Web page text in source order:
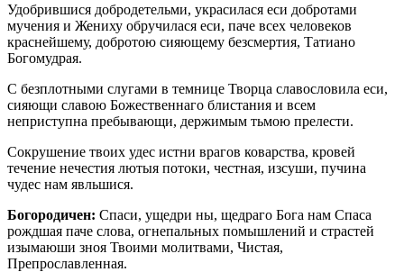
Удобрившися добродетельми, украсилася еси добротами
мучения и Жениху обручилася еси, паче всех человеков
краснейшему, добротою сияющему безсмертия, Татиано
Богомудрая.
С безплотными слугами в темнице Творца славословила еси,
сияющи славою Божественнаго блистания и всем
неприступна пребывающи, держимым тьмою прелести.
Сокрушение твоих удес истни врагов коварства, кровей
течение нечестия лютыя потоки, честная, изсуши, пучина
чудес нам явльшися.
Богородичен: Спаси, ущедри ны, щедраго Бога нам Спаса
рождшая паче слова, огнепальных помышлений и страстей
изымаюши зноя Твоими молитвами, Чистая,
Препрославленная.